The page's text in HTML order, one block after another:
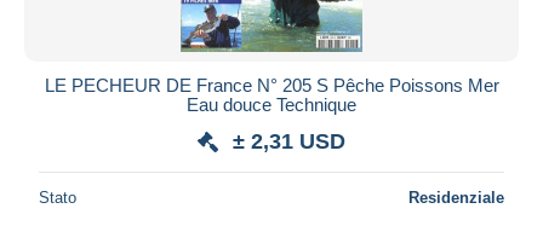
LE PECHEUR DE France N° 205 S Pêche Poissons Mer
Eau douce Technique
± 2,31 USD
Stato Residenziale